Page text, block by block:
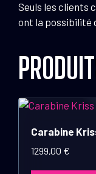
Seuls les clients
ont la possibilité
Carabine
1299,00 €